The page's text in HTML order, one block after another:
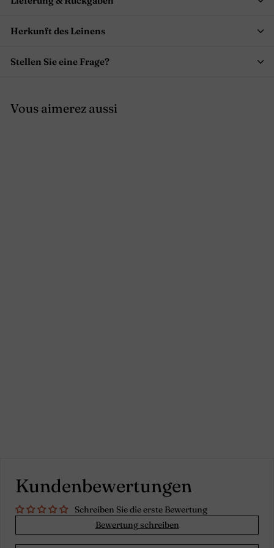
Herkunft des Leinens
Stellen Sie eine Frage?
Vous aimerez aussi
Kundenbewertungen
Schreiben Sie die erste Bewertung
Bewertung schreiben